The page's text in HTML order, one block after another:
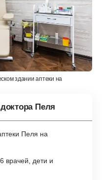
здании аптеки на
Пеля
Пеля на
врачей, дети и